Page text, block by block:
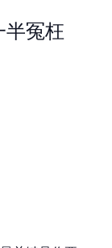
冤枉